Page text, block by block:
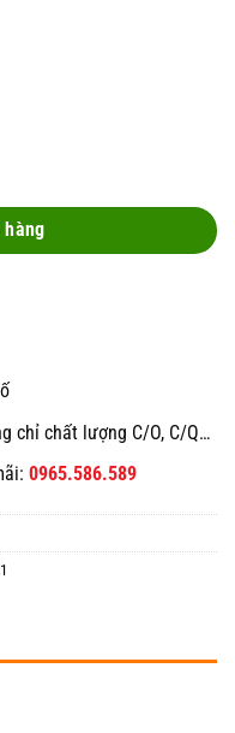
chỉ chất lượng C/O, C/Q…
0965.586.589